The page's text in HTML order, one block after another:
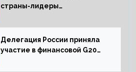
страны-лидеры
активов
Делегация России приняла
участие в финансовой G20